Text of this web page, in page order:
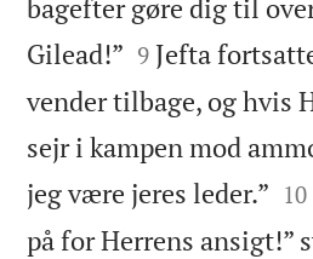
bagefter gøre dig til
Gilead!” 

9 Jefta
vender tilbage, og hvis
sejr i kampen mod
jeg være jeres leder.” 

10
på for Herrens ansigt!”